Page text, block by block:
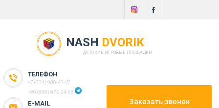
NASH DVORIK
ДЕТСКИЕ ИГРОВЫЕ ПЛОЩАДКИ
ТЕЛЕФОН
+7 (904) 980-40-43
+99 (899) 875-24-68
E-MAIL Заказать звонок